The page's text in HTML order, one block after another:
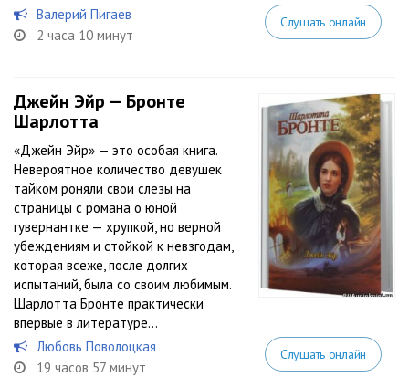
Валерий Пигаев
2 часа 10 минут
Слушать онлайн
Джейн Эйр — Бронте
Шарлотта
«Джейн Эйр» — это особая книга.
Невероятное количество девушек
тайком роняли свои слезы на
страницы с романа о юной
гувернантке — хрупкой, но верной
убеждениям и стойкой к невзгодам,
которая всеже, после долгих
испытаний, была со своим любимым.
Шарлотта Бронте практически
впервые в литературе...
Любовь Поволоцкая
19 часов 57 минут
Слушать онлайн